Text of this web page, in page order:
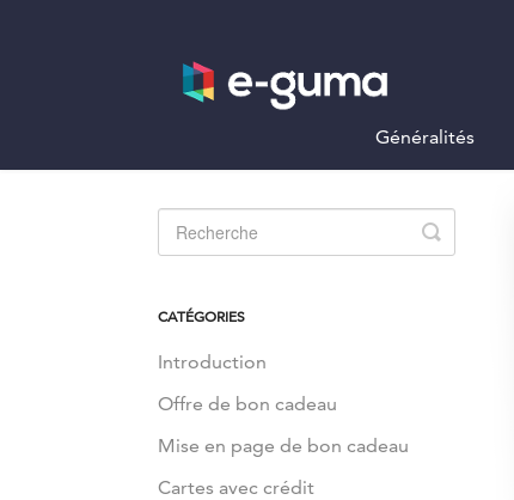
Généralités
Toggle
Search
CATÉGORIES
Introduction
Offre de bon cadeau
Mise en page de bon cadeau
Cartes avec crédit